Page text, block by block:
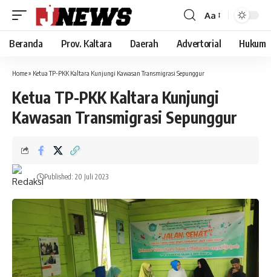
Font
Resizer
Aa
Beranda Prov. Kaltara Daerah Advertorial Hukum
Home» Ketua TP-PKK Kaltara Kunjungi Kawasan Transmigrasi Sepunggur
Ketua TP-PKK Kaltara Kunjungi
Kawasan Transmigrasi Sepunggur
Published: 20 Juli 2023